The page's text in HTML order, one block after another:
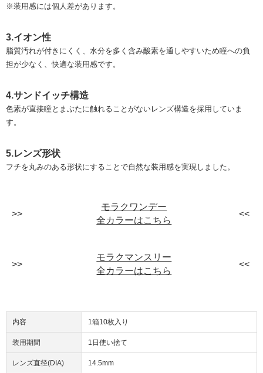
※装用感には個人差があります。
3.イオン性
脂質汚れが付きにくく、⽔分を多く含み酸素を通しやすいため瞳への負
担が少なく、快適な装用感です。
4.サンドイッチ構造
色素が直接瞳とまぶたに触れることがないレンズ構造を採用していま
す。
5.レンズ形状
フチを丸みのある形状にすることで自然な装用感を実現しました。
モラクワンデー
全カラーはこちら
モラクマンスリー
全カラーはこちら
内容 1箱10枚入り
装用期間 1日使い捨て
レンズ直径(DIA) 14.5mm